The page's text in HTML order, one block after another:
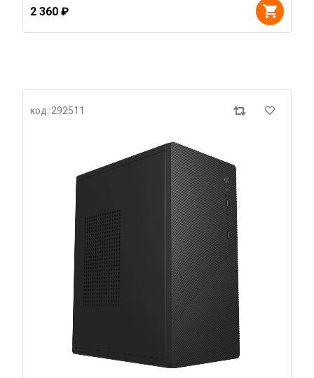
2 360 ₽
код: 292511